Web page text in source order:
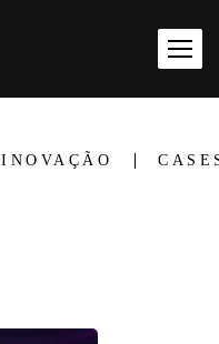
INOVAÇÃO